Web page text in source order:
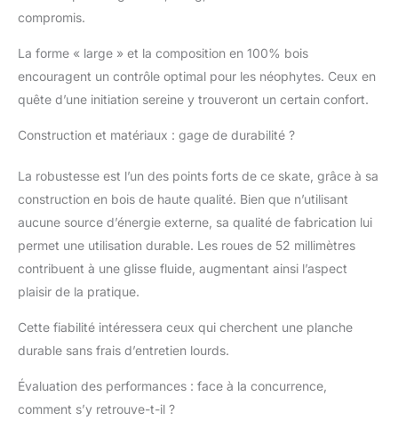
compromis.
La forme « large » et la composition en 100% bois
encouragent un contrôle optimal pour les néophytes. Ceux en
quête d’une initiation sereine y trouveront un certain confort.
Construction et matériaux : gage de durabilité ?
La robustesse est l’un des points forts de ce skate, grâce à sa
construction en bois de haute qualité. Bien que n’utilisant
aucune source d’énergie externe, sa qualité de fabrication lui
permet une utilisation durable. Les roues de 52 millimètres
contribuent à une glisse fluide, augmentant ainsi l’aspect
plaisir de la pratique.
Cette fiabilité intéressera ceux qui cherchent une planche
durable sans frais d’entretien lourds.
Évaluation des performances : face à la concurrence,
comment s’y retrouve-t-il ?